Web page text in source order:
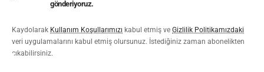
gönderiyoruz.
Kaydolarak Kullanım Koşullarımızı kabul etmiş ve Gizlilik Politikamızdaki
veri uygulamalarını kabul etmiş olursunuz. İstediğiniz zaman abonelikten
çıkabilirsiniz.